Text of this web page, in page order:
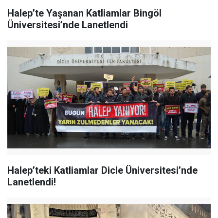
Halep’te Yaşanan Katliamlar Bingöl
Üniversitesi’nde Lanetlendi
Halep’teki Katliamlar Dicle Üniversitesi’nde
Lanetlendi!